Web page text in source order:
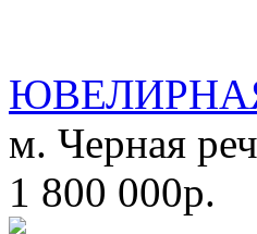
м. Черная
1 800 000р.